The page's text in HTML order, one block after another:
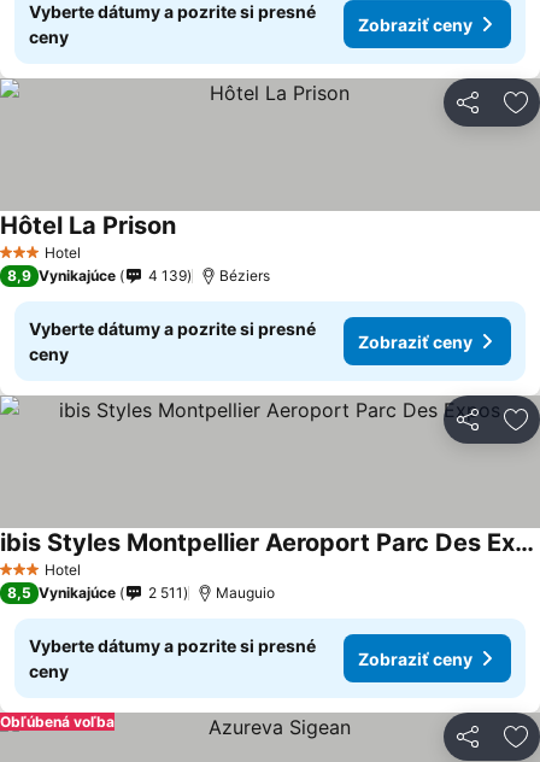
Vyberte dátumy a pozrite si presné
ceny
Zobraziť ceny
Zdieľať
3 Počet hviezdičiek
Hotel
Hôtel La Prison
8,9 Vynikajúce 4 139 Béziers
Vyberte dátumy a pozrite si presné
ceny
Zobraziť ceny
Zdieľať
3 Počet hviezdičiek
Hotel
ibis Styles Montpellier Aeroport Parc Des Expos
8,5 Vynikajúce 2 511 Mauguio
Vyberte dátumy a pozrite si presné
ceny
Zobraziť ceny
Zdieľať
Obľúbená voľba